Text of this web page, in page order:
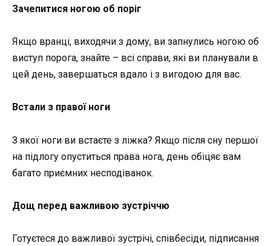
Зачепитися ногою об поріг
Якщо вранці, виходячи з дому, ви запнулись ногою об
виступ порога, знайте – всі справи, які ви планували в
цей день, завершаться вдало і з вигодою для вас.
Встали з правої ноги
З якої ноги ви встаєте з ліжка? Якщо після сну першої
на підлогу опуститься права нога, день обіцяє вам
багато приємних несподіванок.
Дощ перед важливою зустріччю
Готуєтеся до важливої зустрічі, співбесіди, підписання